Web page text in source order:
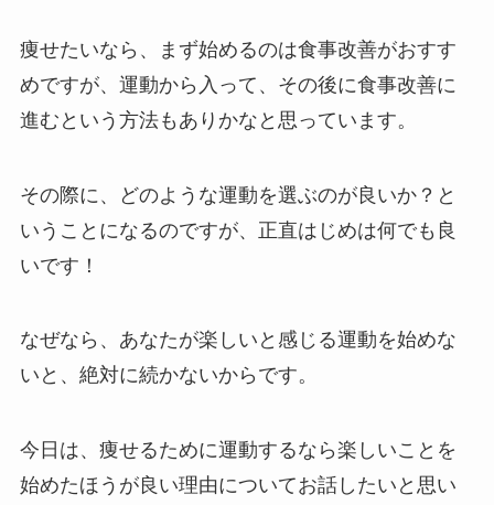
痩せたいなら、まず始めるのは食事改善がおすす
めですが、運動から入って、その後に食事改善に
進むという方法もありかなと思っています。
その際に、どのような運動を選ぶのが良いか？と
いうことになるのですが、正直はじめは何でも良
いです！
なぜなら、あなたが楽しいと感じる運動を始めな
いと、絶対に続かないからです。
今日は、痩せるために運動するなら楽しいことを
始めたほうが良い理由についてお話したいと思い